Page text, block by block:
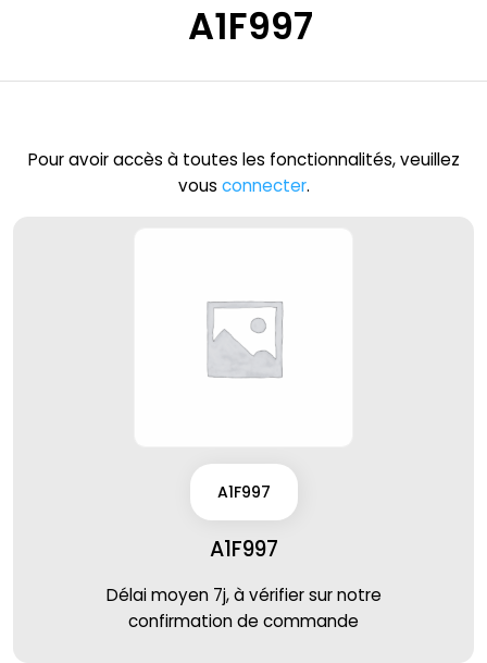
A1F997
Pour avoir accès à toutes les fonctionnalités, veuillez
vous connecter.
A1F997
A1F997
Délai moyen 7j, à vérifier sur notre
confirmation de commande